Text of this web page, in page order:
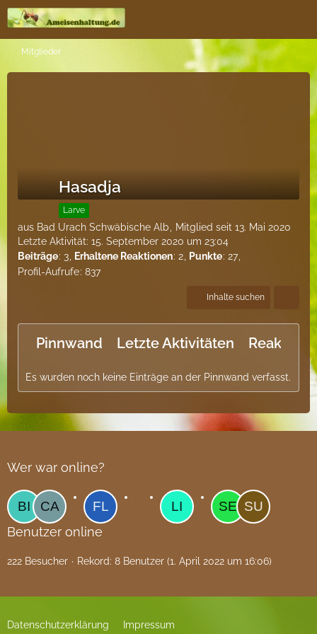
Mitglieder
Hasadja
Larve
aus Bad Urach Schwäbische Alb
Mitglied seit 13. Mai 2020
Letzte Aktivität: 15. September 2020 um 23:04
Beiträge 3 Erhaltene Reaktionen 2 Punkte 27
Profil-Aufrufe 837
Inhalte suchen
Pinnwand Letzte Aktivitäten
Es wurden noch keine Einträge an der Pinnwand verfasst.
Wer war online?
Benutzer online
222 Besucher Rekord: 8 Benutzer (1. April 2022 um 16:06)
Datenschutzerklärung Impressum